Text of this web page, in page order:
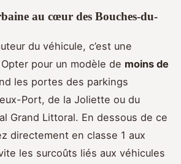
au cœur des Bouches-du-
du véhicule, c’est une
pour un modèle de moins de
les portes des parkings
Port, de la Joliette ou du
Grand Littoral. En dessous de ce
directement en classe 1 aux
les surcoûts liés aux véhicules